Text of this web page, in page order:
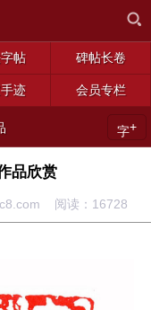
帖 碑帖长卷
迹 会员专栏
字+
品欣赏
阅读： 16728